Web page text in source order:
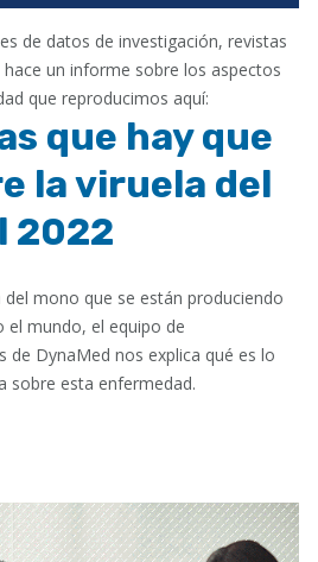
de datos de investigación, revistas
un informe sobre los aspectos
que reproducimos aquí:
que hay que
la viruela del
2022
mono que se están produciendo
mundo, el equipo de
de DynaMed nos explica qué es lo
sobre esta enfermedad.